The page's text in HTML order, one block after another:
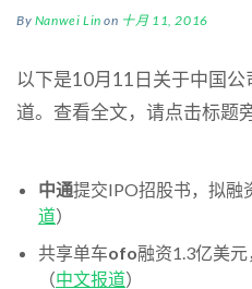
By Nanwei Lin on 十月 11, 2016
以下是10月11日关于中国
道。查看全文，请点击标题
中通提交IPO招股书，拟融
道）
共享单车ofo融资1.3亿美元
（中文报道）